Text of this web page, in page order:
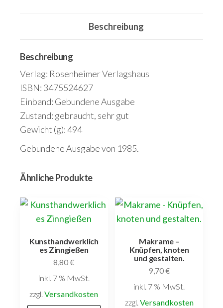
Beschreibung
Beschreibung
Verlag: Rosenheimer Verlagshaus
ISBN: 3475524627
Einband: Gebundene Ausgabe
Zustand: gebraucht, sehr gut
Gewicht (g): 494
Gebundene Ausgabe von 1985.
Ähnliche Produkte
Kunsthandwerklich
es Zinngießen
8,80€
inkl. 7 % MwSt.
zzgl.Versandkosten
Makrame –
Knüpfen, knoten
und gestalten.
9,70€
inkl. 7 % MwSt.
zzgl. Versandkosten